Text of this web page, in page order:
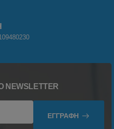
ΕΓΓΡΑΦΉ